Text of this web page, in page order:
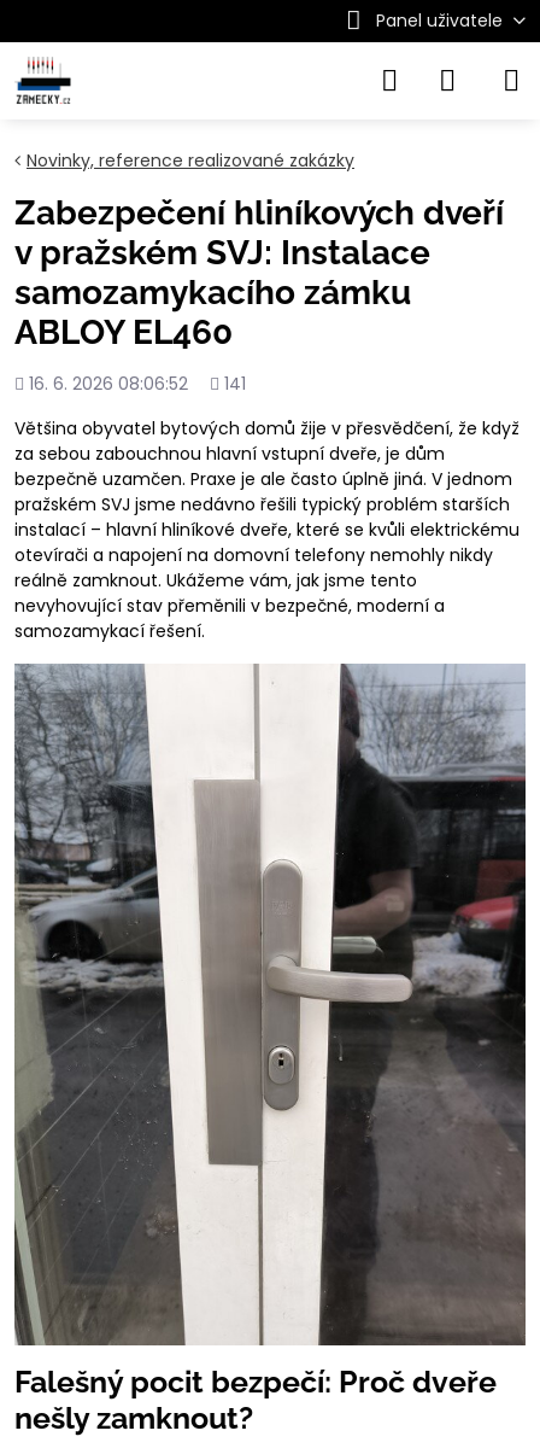
Panel uživatele
Novinky, reference realizované zakázky
Zabezpečení hliníkových dveří
v pražském SVJ: Instalace
samozamykacího zámku
ABLOY EL460
Přidáno
16. 6. 2026 08:06:52
Počet
141
Většina obyvatel bytových domů žije v přesvědčení, že když
za sebou zabouchnou hlavní vstupní dveře, je dům
bezpečně uzamčen. Praxe je ale často úplně jiná. V jednom
pražském SVJ jsme nedávno řešili typický problém starších
instalací – hlavní hliníkové dveře, které se kvůli elektrickému
otevírači a napojení na domovní telefony nemohly nikdy
reálně zamknout. Ukážeme vám, jak jsme tento
nevyhovující stav přeměnili v bezpečné, moderní a
samozamykací řešení.
Falešný pocit bezpečí: Proč dveře
nešly zamknout?